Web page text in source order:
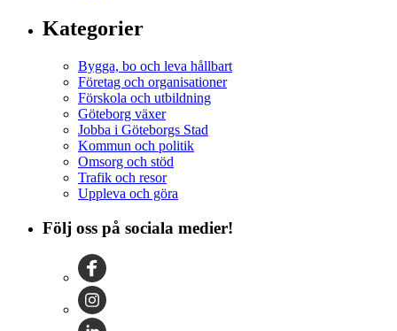
Kategorier
Bygga, bo och leva hållbart
Företag och organisationer
Förskola och utbildning
Göteborg växer
Jobba i Göteborgs Stad
Kommun och politik
Omsorg och stöd
Trafik och resor
Uppleva och göra
Följ oss på sociala medier!